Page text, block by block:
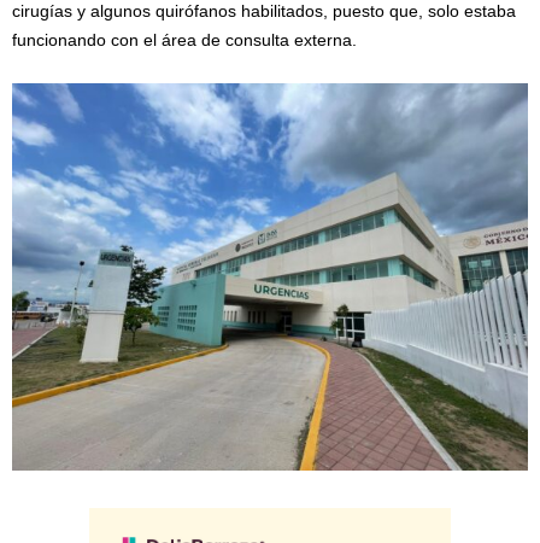
cirugías y algunos quirófanos habilitados, puesto que, solo estaba
funcionando con el área de consulta externa.